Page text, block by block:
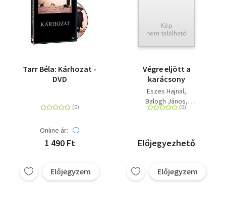
Történelem
Vallás
Tarr Béla: Kárhozat -
DVD
Online ár:
1 490 Ft
Előjegyzem
Végre eljött a
karácsony
Eszes Hajnal
Balogh János
Morvay Zsófi
Előjegyezhető
Előjegyzem